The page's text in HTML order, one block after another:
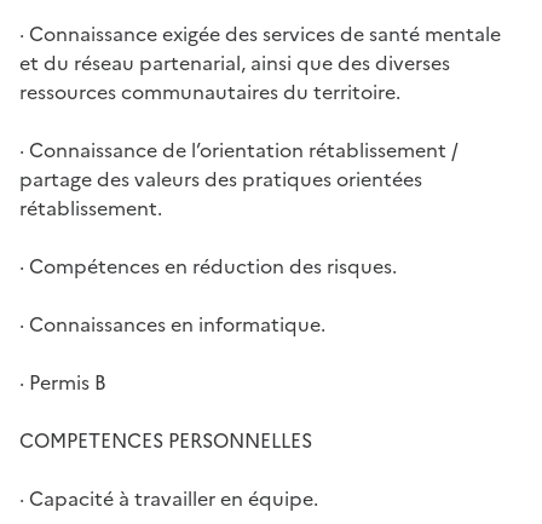
· Connaissance exigée des services de santé mentale
et du réseau partenarial, ainsi que des diverses
ressources communautaires du territoire.
· Connaissance de l’orientation rétablissement /
partage des valeurs des pratiques orientées
rétablissement.
· Compétences en réduction des risques.
· Connaissances en informatique.
· Permis B
COMPETENCES PERSONNELLES
· Capacité à travailler en équipe.